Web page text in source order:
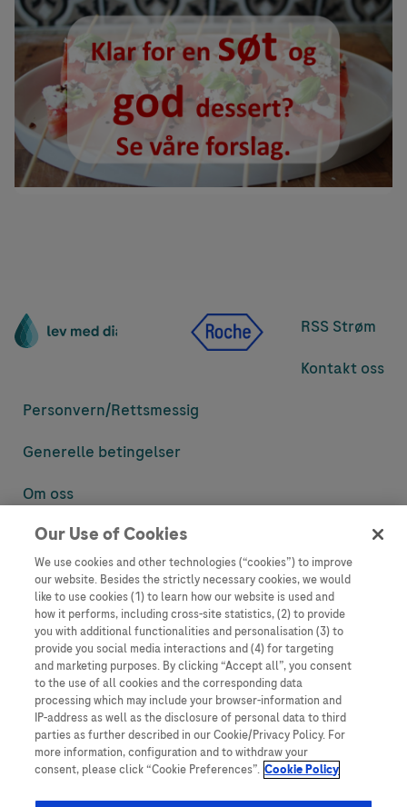
RSS Strøm
Kontakt oss
Personvern/Rettsmessig
Generelle betingelser
Om oss
Denne nettsiden inneholder informasjon som er målsatt til en stor
informasjon som ellers ikke er tilgjengelig eller gyldig i ditt land.
Vennligst vær oppmerksom på at vi ikke tar noe ansvar for tilgang til
informasjon som muligens ikke er i samsvar med noen gyldig juridisk
prosess, regulering, registrering eller bruk i bostedslandet ditt.
Roche har ikke alltid mulighet til å kvalitetssikre andres innlegg, men
vil fjerne villedende eller upassende innlegg så langt det lar seg gjøre.
Vi har ikke ansvar for innhold på eksterne nettsider som det lenkes til.
Kopiering av materiale fra dette nettstedet for bruk annet sted er ikke
tillatt uten avtale. Nettstedet selger plass til annonsører, og slikt
innhold er merket.
Dette nettstedet er ikke beregnet for å rapportere bivirkninger eller
Our Use of Cookies
We use cookies and other technologies (“cookies”) to improve
our website. Besides the strictly necessary cookies, we would
like to use cookies (1) to learn how our website is used and
how it performs, including cross-site statistics, (2) to provide
you with additional functionalities and personalisation (3) to
provide you social media interactions and (4) for targeting
and marketing purposes. By clicking “Accept all”, you consent
to the use of all cookies and the corresponding data
processing which may include your browser-information and
IP-address as well as the disclosure of personal data to third
parties as further described in our Cookie/Privacy Policy. For
more information, configuration and to withdraw your
consent, please click “Cookie Preferences”. Cookie Policy